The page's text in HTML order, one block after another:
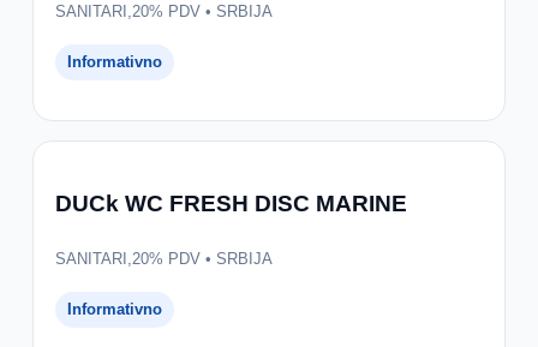
SANITARI,20% PDV • SRBIJA
Informativno
DUCk WC FRESH DISC MARINE
SANITARI,20% PDV • SRBIJA
Informativno